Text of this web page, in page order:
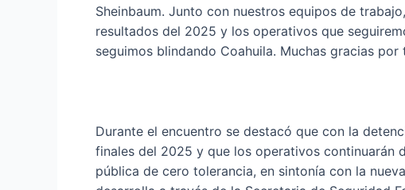
Sheinbaum. Junto con nuestros equipos de
resultados del 2025 y los operativos que
seguimos blindando Coahuila. Muchas gracias
Durante el encuentro se destacó que con la
finales del 2025 y que los operativos continuarán
pública de cero tolerancia, en sintonía con la